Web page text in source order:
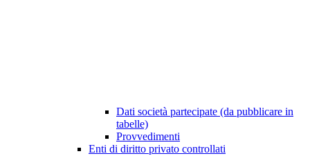
Dati società partecipate (da pubblicare in
tabelle)
Provvedimenti
Enti di diritto privato controllati